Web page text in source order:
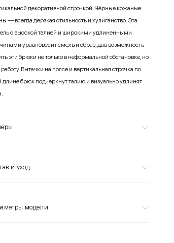
декоративной строчкой. Чёрные кожаные
— всегда дерзкая стильность и хулиганство. Эта
с высокой талией и широкими удлиненными
уравновесит смелый образ, дав возможность
эти брюки не только в неформальной обстановке, но
работу. Вытачки на поясе и вертикальная строчка по
длине брюк подчеркнут талию и визуально удлинят
и уход
модели